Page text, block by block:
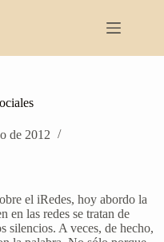
de 2012
el iRedes, hoy abordo la
en las redes se tratan de
silencios. A veces, de hecho,